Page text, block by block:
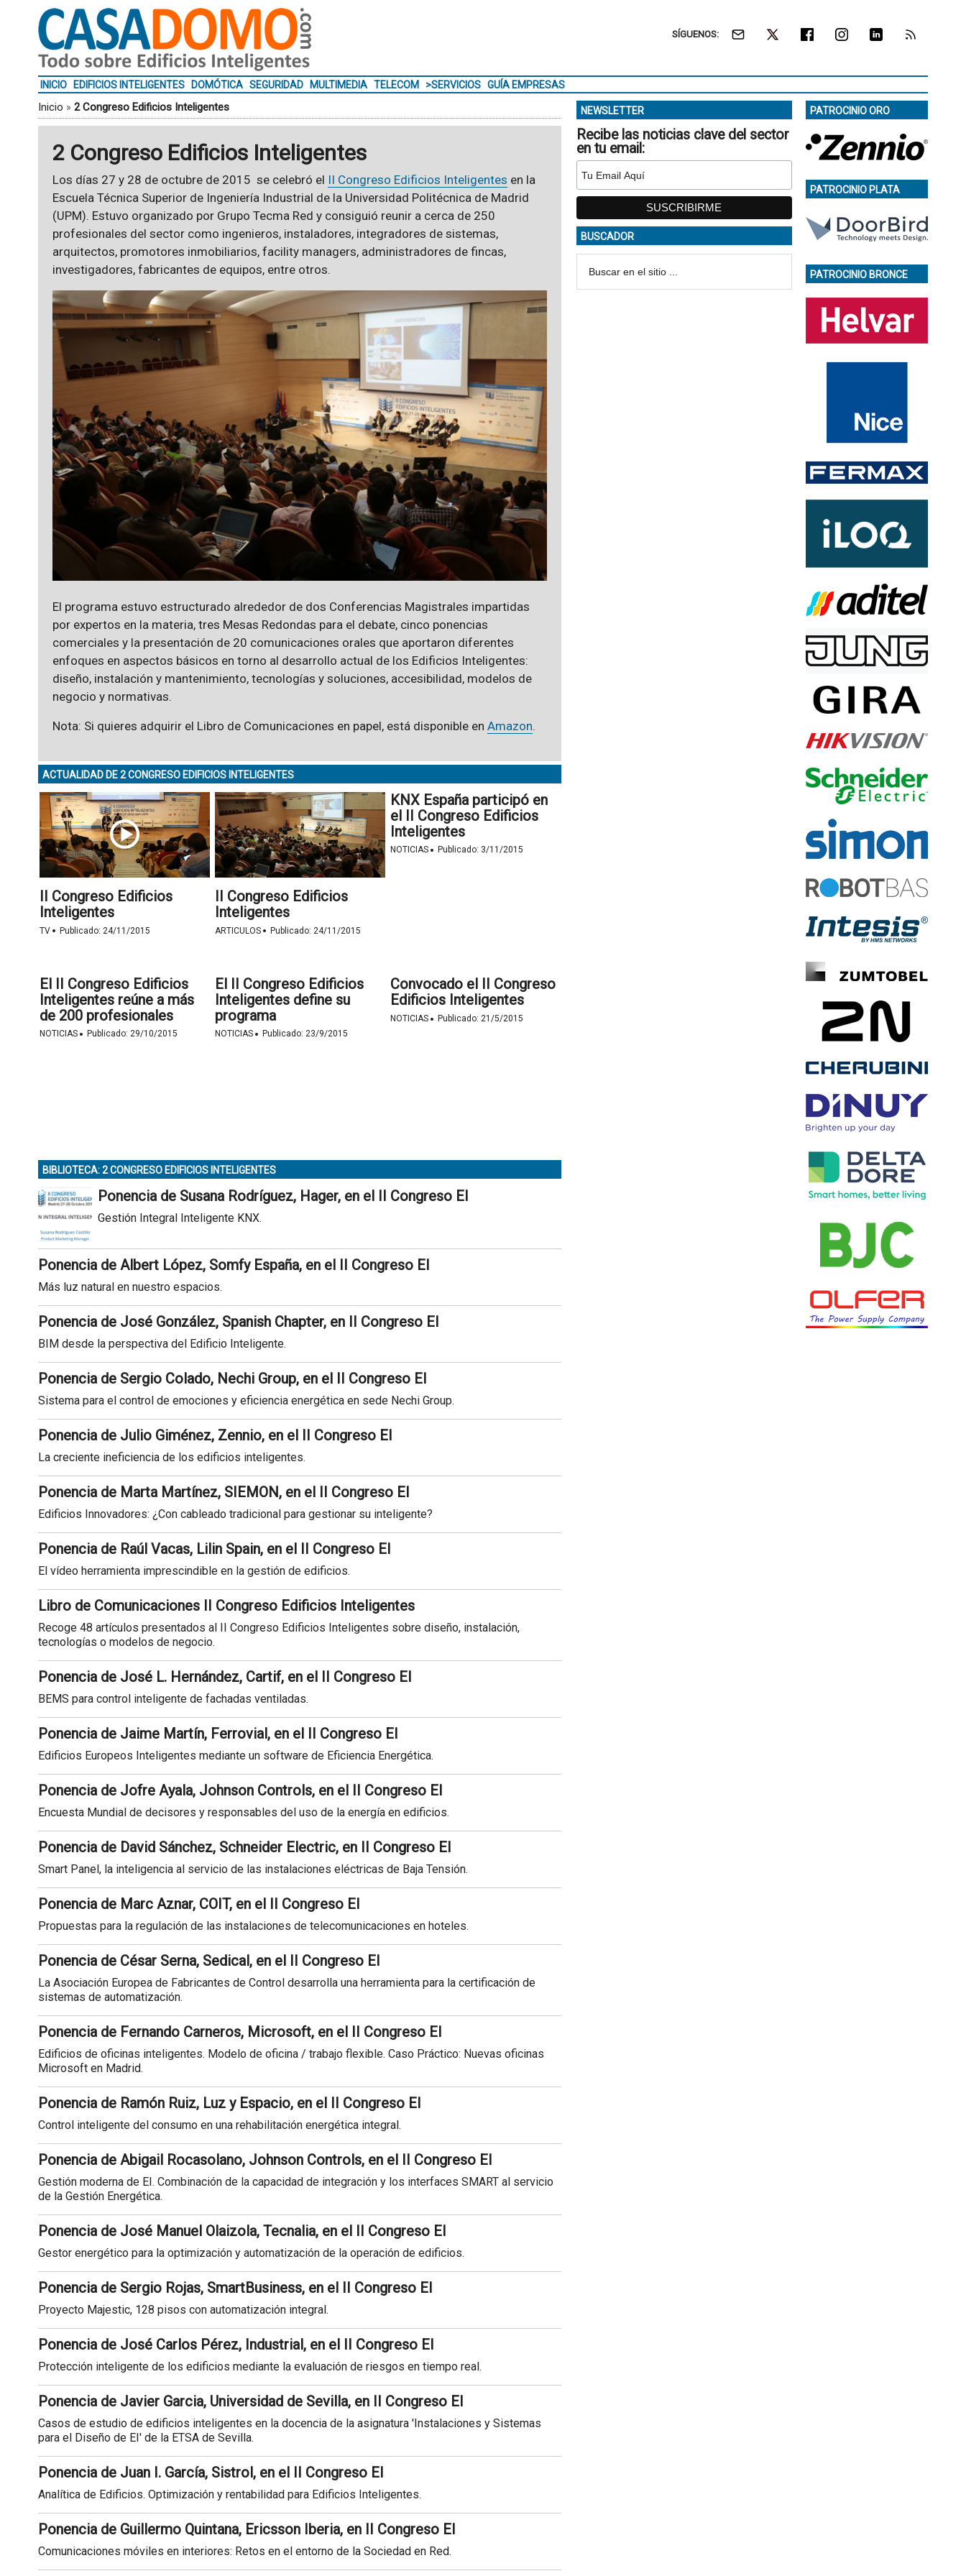
SÍGUENOS:
INICIO EDIFICIOS INTELIGENTES DOMÓTICA SEGURIDAD MULTIMEDIA TELECOM >SERVICIOS GUÍA EMPRESAS
Inicio » 2 Congreso Edificios Inteligentes
2 Congreso Edificios Inteligentes
Los días 27 y 28 de octubre de 2015 se celebró el II Congreso Edificios Inteligentes en la
Escuela Técnica Superior de Ingeniería Industrial de la Universidad Politécnica de Madrid
(UPM). Estuvo organizado por Grupo Tecma Red y consiguió reunir a cerca de 250
profesionales del sector como ingenieros, instaladores, integradores de sistemas,
arquitectos, promotores inmobiliarios, facility managers, administradores de fincas,
investigadores, fabricantes de equipos, entre otros.
El programa estuvo estructurado alrededor de dos Conferencias Magistrales impartidas
por expertos en la materia, tres Mesas Redondas para el debate, cinco ponencias
comerciales y la presentación de 20 comunicaciones orales que aportaron diferentes
enfoques en aspectos básicos en torno al desarrollo actual de los Edificios Inteligentes:
diseño, instalación y mantenimiento, tecnologías y soluciones, accesibilidad, modelos de
negocio y normativas.
Nota: Si quieres adquirir el Libro de Comunicaciones en papel, está disponible en Amazon.
ACTUALIDAD DE 2 CONGRESO EDIFICIOS INTELIGENTES
II Congreso Edificios
Inteligentes
TV · Publicado: 24/11/2015
II Congreso Edificios
Inteligentes
ARTICULOS · Publicado: 24/11/2015
KNX España participó en
el II Congreso Edificios
Inteligentes
NOTICIAS · Publicado: 3/11/2015
El II Congreso Edificios
Inteligentes reúne a más
de 200 profesionales
NOTICIAS · Publicado: 29/10/2015
El II Congreso Edificios
Inteligentes define su
programa
NOTICIAS · Publicado: 23/9/2015
Convocado el II Congreso
Edificios Inteligentes
NOTICIAS · Publicado:21/5/2015
BIBLIOTECA: 2 CONGRESO EDIFICIOS INTELIGENTES
Ponencia de Susana Rodríguez, Hager, en el II Congreso EI
Gestión Integral Inteligente KNX.
Ponencia de Albert López, Somfy España, en el II Congreso EI
Más luz natural en nuestro espacios.
Ponencia de José González, Spanish Chapter, en II Congreso EI
BIM desde la perspectiva del Edificio Inteligente.
Ponencia de Sergio Colado, Nechi Group, en el II Congreso EI
Sistema para el control de emociones y eficiencia energética en sede Nechi Group.
Ponencia de Julio Giménez, Zennio, en el II Congreso EI
La creciente ineficiencia de los edificios inteligentes.
Ponencia de Marta Martínez, SIEMON, en el II Congreso EI
Edificios Innovadores: ¿Con cableado tradicional para gestionar su inteligente?
Ponencia de Raúl Vacas, Lilin Spain, en el II Congreso EI
El vídeo herramienta imprescindible en la gestión de edificios.
Libro de Comunicaciones II Congreso Edificios Inteligentes
Recoge 48 artículos presentados al II Congreso Edificios Inteligentes sobre diseño, instalación,
tecnologías o modelos de negocio.
Ponencia de José L. Hernández, Cartif, en el II Congreso EI
BEMS para control inteligente de fachadas ventiladas.
Ponencia de Jaime Martín, Ferrovial, en el II Congreso EI
Edificios Europeos Inteligentes mediante un software de Eficiencia Energética.
Ponencia de Jofre Ayala, Johnson Controls, en el II Congreso EI
Encuesta Mundial de decisores y responsables del uso de la energía en edificios.
Ponencia de David Sánchez, Schneider Electric, en II Congreso EI
Smart Panel, la inteligencia al servicio de las instalaciones eléctricas de Baja Tensión.
Ponencia de Marc Aznar, COIT, en el II Congreso EI
Propuestas para la regulación de las instalaciones de telecomunicaciones en hoteles.
Ponencia de César Serna, Sedical, en el II Congreso EI
La Asociación Europea de Fabricantes de Control desarrolla una herramienta para la certificación de
sistemas de automatización.
Ponencia de Fernando Carneros, Microsoft, en el II Congreso EI
Edificios de oficinas inteligentes. Modelo de oficina / trabajo flexible. Caso Práctico: Nuevas oficinas
Microsoft en Madrid.
Ponencia de Ramón Ruiz, Luz y Espacio, en el II Congreso EI
Control inteligente del consumo en una rehabilitación energética integral.
Ponencia de Abigail Rocasolano, Johnson Controls, en el II Congreso EI
Gestión moderna de EI. Combinación de la capacidad de integración y los interfaces SMART al servicio
de la Gestión Energética.
Ponencia de José Manuel Olaizola, Tecnalia, en el II Congreso EI
Gestor energético para la optimización y automatización de la operación de edificios.
Ponencia de Sergio Rojas, SmartBusiness, en el II Congreso EI
Proyecto Majestic, 128 pisos con automatización integral.
Ponencia de José Carlos Pérez, Industrial, en el II Congreso EI
Protección inteligente de los edificios mediante la evaluación de riesgos en tiempo real.
Ponencia de Javier Garcia, Universidad de Sevilla, en II Congreso EI
Casos de estudio de edificios inteligentes en la docencia de la asignatura 'Instalaciones y Sistemas
para el Diseño de EI' de la ETSA de Sevilla.
Ponencia de Juan I. García, Sistrol, en el II Congreso EI
Analítica de Edificios. Optimización y rentabilidad para Edificios Inteligentes.
Ponencia de Guillermo Quintana, Ericsson Iberia, en II Congreso EI
Comunicaciones móviles en interiores: Retos en el entorno de la Sociedad en Red.
NEWSLETTER
Recibe las noticias clave del sector
en tu email:
BUSCADOR
PATROCINIO ORO
PATROCINIO PLATA
PATROCINIO BRONCE